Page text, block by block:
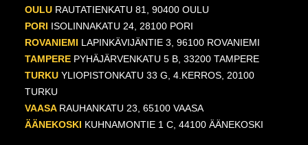
OULU RAUTATIENKATU 81, 90400 OULU
PORI ISOLINNAKATU 24, 28100 PORI
ROVANIEMI LAPINKÄVIJÄNTIE 3, 96100 ROVANIEMI
TAMPEREPYHÄJÄRVENKATU 5 B, 33200 TAMPERE
TURKUYLIOPISTONKATU 33 G, 4.KERROS, 20100
TURKU
VAASA RAUHANKATU 23, 65100 VAASA
ÄÄNEKOSKI KUHNAMONTIE 1 C, 44100 ÄÄNEKOSKI